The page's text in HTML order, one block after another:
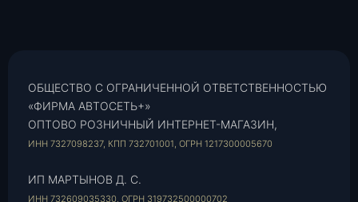
ОБЩЕСТВО С ОГРАНИЧЕННОЙ ОТВЕТСТВЕННОСТЬЮ
«ФИРМА АВТОСЕТЬ+»
ОПТОВО РОЗНИЧНЫЙ ИНТЕРНЕТ-МАГАЗИН,
ИНН 7327098237, КПП 732701001, ОГРН 1217300005670
ИП МАРТЫНОВ Д. С.
ИНН 732609035330, ОГРН 319732500000702